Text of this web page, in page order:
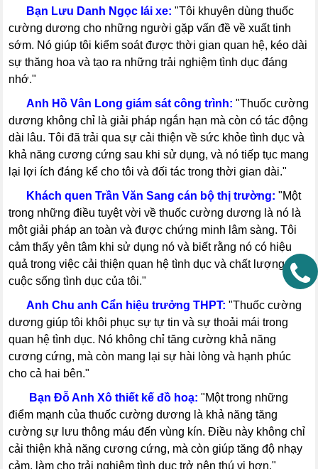
Bạn Lưu Danh Ngọc lái xe: "Tôi khuyên dùng thuốc
cường dương cho những người gặp vấn đề về xuất tinh
sớm. Nó giúp tôi kiểm soát được thời gian quan hệ, kéo dài
sự thăng hoa và tạo ra những trải nghiệm tình dục đáng
nhớ."
-----Anh Hồ Vân Long giám sát công trình: "Thuốc cường
dương không chỉ là giải pháp ngắn hạn mà còn có tác động
dài lâu. Tôi đã trải qua sự cải thiện về sức khỏe tình dục và
khả năng cương cứng sau khi sử dụng, và nó tiếp tục mang
lại lợi ích đáng kể cho tôi và đối tác trong thời gian dài."
Khách quen Trần Văn Sang cán bộ thị trường:"Một
trong những điều tuyệt vời về thuốc cường dương là nó là
một giải pháp an toàn và được chứng minh lâm sàng. Tôi
cảm thấy yên tâm khi sử dụng nó và biết rằng nó có hiệu
quả trong việc cải thiện quan hệ tình dục và chất lượng
cuộc sống tình dục của tôi."
-----Anh Chu anh Cẩn hiệu trưởng THPT:"Thuốc cường
dương giúp tôi khôi phục sự tự tin và sự thoải mái trong
quan hệ tình dục. Nó không chỉ tăng cường khả năng
cương cứng, mà còn mang lại sự hài lòng và hạnh phúc
cho cả hai bên."
Bạn Đỗ Anh Xô thiết kế đồ hoạ: "Một trong những
điểm mạnh của thuốc cường dương là khả năng tăng
cường sự lưu thông máu đến vùng kín. Điều này không chỉ
cải thiện khả năng cương cứng, mà còn giúp tăng độ nhạy
cảm, làm cho trải nghiệm tình dục trở nên thú vị hơn."